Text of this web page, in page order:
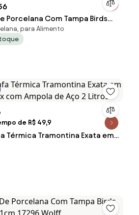
Porcelana Com Tampa Birds
17307 Wolff
para Alimento
de R$ 49,9
Térmica Tramontina Exata em
com Ampola de Aço 2 Litros